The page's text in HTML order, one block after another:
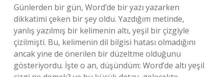
Günlerden bir gün, Word’de bir yazı yazarken
dikkatimi çeken bir şey oldu. Yazdığım metinde,
yanlış yazılmış bir kelimenin altı, yeşil bir çizgiyle
çizilmişti. Bu, kelimenin dil bilgisi hatası olmadığını
ancak yine de önerilen bir düzeltme olduğunu
gösteriyordu. İşte o an, düşündüm: Word’de altı yeşil